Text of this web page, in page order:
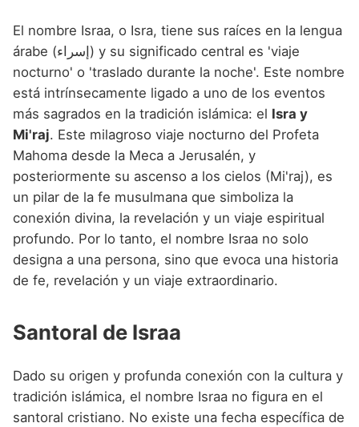
El nombre Israa, o Isra, tiene sus raíces en la lengua
árabe (إسراء) y su significado central es 'viaje
nocturno' o 'traslado durante la noche'. Este nombre
está intrínsecamente ligado a uno de los eventos
más sagrados en la tradición islámica: el Isra y
Mi'raj. Este milagroso viaje nocturno del Profeta
Mahoma desde la Meca a Jerusalén, y
posteriormente su ascenso a los cielos (Mi'raj), es
un pilar de la fe musulmana que simboliza la
conexión divina, la revelación y un viaje espiritual
profundo. Por lo tanto, el nombre Israa no solo
designa a una persona, sino que evoca una historia
de fe, revelación y un viaje extraordinario.
Santoral de Israa
Dado su origen y profunda conexión con la cultura y
tradición islámica, el nombre Israa no figura en el
santoral cristiano. No existe una fecha específica de